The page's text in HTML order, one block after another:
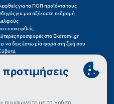
για τα ΠΟΠ προϊόντα τους
για μια αξέχαστη εκδρομή
επισκεφθείς
προσφορές στο Ekdromi.gr
να δεις έστω μία φορά στη ζωή σου
διακοπές
αξίζουν μια θέση στο feed σου